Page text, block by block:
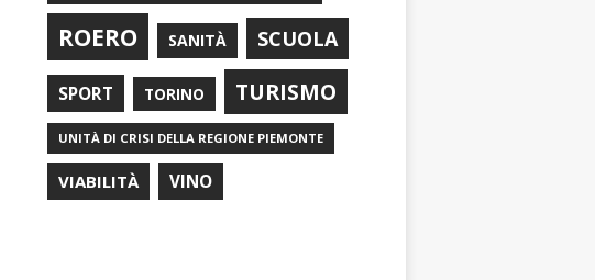
ROERO SANITÀ SCUOLA
SPORT TORINO TURISMO
UNITÀ DI CRISI DELLA REGIONE PIEMONTE
VIABILITÀ VINO